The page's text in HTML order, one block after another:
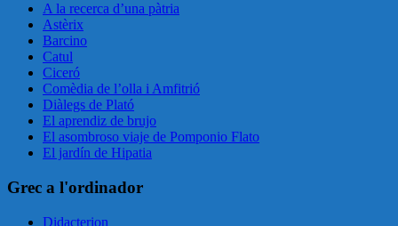
A la recerca d’una pàtria
Astèrix
Barcino
Catul
Ciceró
Comèdia de l’olla i Amfitrió
Diàlegs de Plató
El aprendiz de brujo
El asombroso viaje de Pomponio Flato
El jardín de Hipatia
Grec a l'ordinador
Didacterion